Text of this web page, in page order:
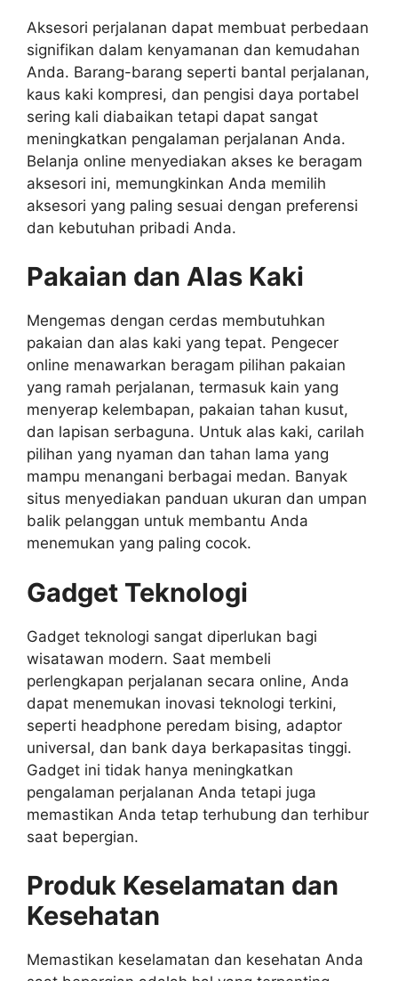
Aksesori perjalanan dapat membuat perbedaan
signifikan dalam kenyamanan dan kemudahan
Anda. Barang-barang seperti bantal perjalanan,
kaus kaki kompresi, dan pengisi daya portabel
sering kali diabaikan tetapi dapat sangat
meningkatkan pengalaman perjalanan Anda.
Belanja online menyediakan akses ke beragam
aksesori ini, memungkinkan Anda memilih
aksesori yang paling sesuai dengan preferensi
dan kebutuhan pribadi Anda.
Pakaian dan Alas Kaki
Mengemas dengan cerdas membutuhkan
pakaian dan alas kaki yang tepat. Pengecer
online menawarkan beragam pilihan pakaian
yang ramah perjalanan, termasuk kain yang
menyerap kelembapan, pakaian tahan kusut,
dan lapisan serbaguna. Untuk alas kaki, carilah
pilihan yang nyaman dan tahan lama yang
mampu menangani berbagai medan. Banyak
situs menyediakan panduan ukuran dan umpan
balik pelanggan untuk membantu Anda
menemukan yang paling cocok.
Gadget Teknologi
Gadget teknologi sangat diperlukan bagi
wisatawan modern. Saat membeli
perlengkapan perjalanan secara online, Anda
dapat menemukan inovasi teknologi terkini,
seperti headphone peredam bising, adaptor
universal, dan bank daya berkapasitas tinggi.
Gadget ini tidak hanya meningkatkan
pengalaman perjalanan Anda tetapi juga
memastikan Anda tetap terhubung dan terhibur
saat bepergian.
Produk Keselamatan dan
Kesehatan
Memastikan keselamatan dan kesehatan Anda